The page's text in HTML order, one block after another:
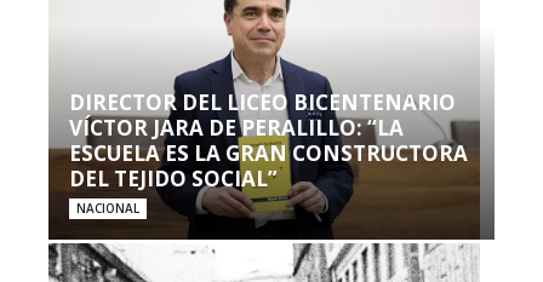
DIRECTOR DEL LICEO BICENTENARIO
VÍCTOR JARA DE PERALILLO: “LA
ESCUELA ES LA GRAN CONSTRUCTORA
DEL TEJIDO SOCIAL”
NACIONAL